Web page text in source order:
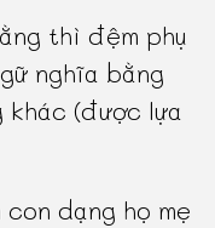
thì đệm phụ
nghĩa bằng
khác (được lựa
dạng họ mẹ